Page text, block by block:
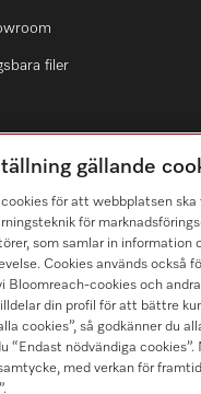
filer
gällande
för att webbplatsen
för
som samlar in information
Cookies används också
Bloomreach-cookies och
din profil för att bättre
cookies”, så godkänner du
“Endast nödvändiga
med verkan för